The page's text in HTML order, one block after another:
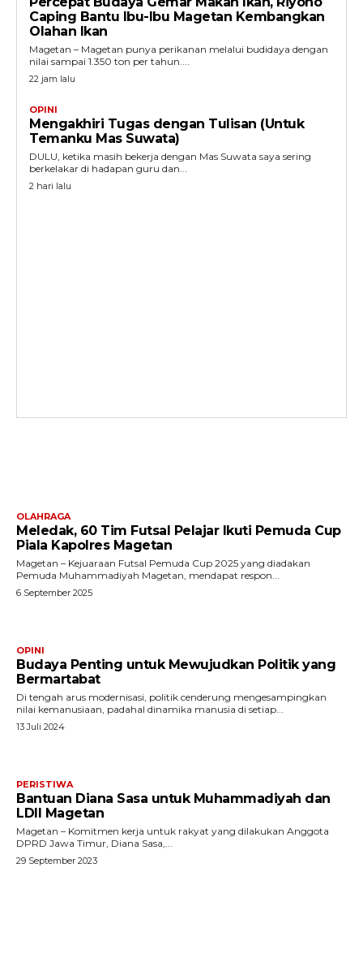
Caping Bantu Ibu-Ibu Magetan Kembangkan
Olahan Ikan
Magetan – Magetan punya perikanan melalui budidaya dengan
nilai sampai 1.350 ton per tahun....
22 jam lalu
OPINI
Mengakhiri Tugas dengan Tulisan (Untuk
Temanku Mas Suwata)
DULU, ketika masih bekerja dengan Mas Suwata saya sering
berkelakar di hadapan guru dan...
2 hari lalu
OLAHRAGA
Meledak, 60 Tim Futsal Pelajar Ikuti Pemuda Cup
Piala Kapolres Magetan
Magetan – Kejuaraan Futsal Pemuda Cup 2025 yang diadakan
Pemuda Muhammadiyah Magetan, mendapat respon...
6 September 2025
OPINI
Budaya Penting untuk Mewujudkan Politik yang
Bermartabat
Di tengah arus modernisasi, politik cenderung mengesampingkan
nilai kemanusiaan, padahal dinamika manusia di setiap...
13 Juli 2024
PERISTIWA
Bantuan Diana Sasa untuk Muhammadiyah dan
LDII Magetan
Magetan – Komitmen kerja untuk rakyat yang dilakukan Anggota
DPRD Jawa Timur, Diana Sasa,...
29 September 2023